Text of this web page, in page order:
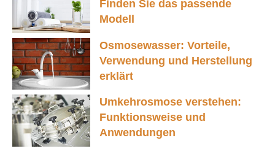
Finden Sie das passende
Modell
Osmosewasser: Vorteile,
Verwendung und Herstellung
erklärt
Umkehrosmose verstehen:
Funktionsweise und
Anwendungen